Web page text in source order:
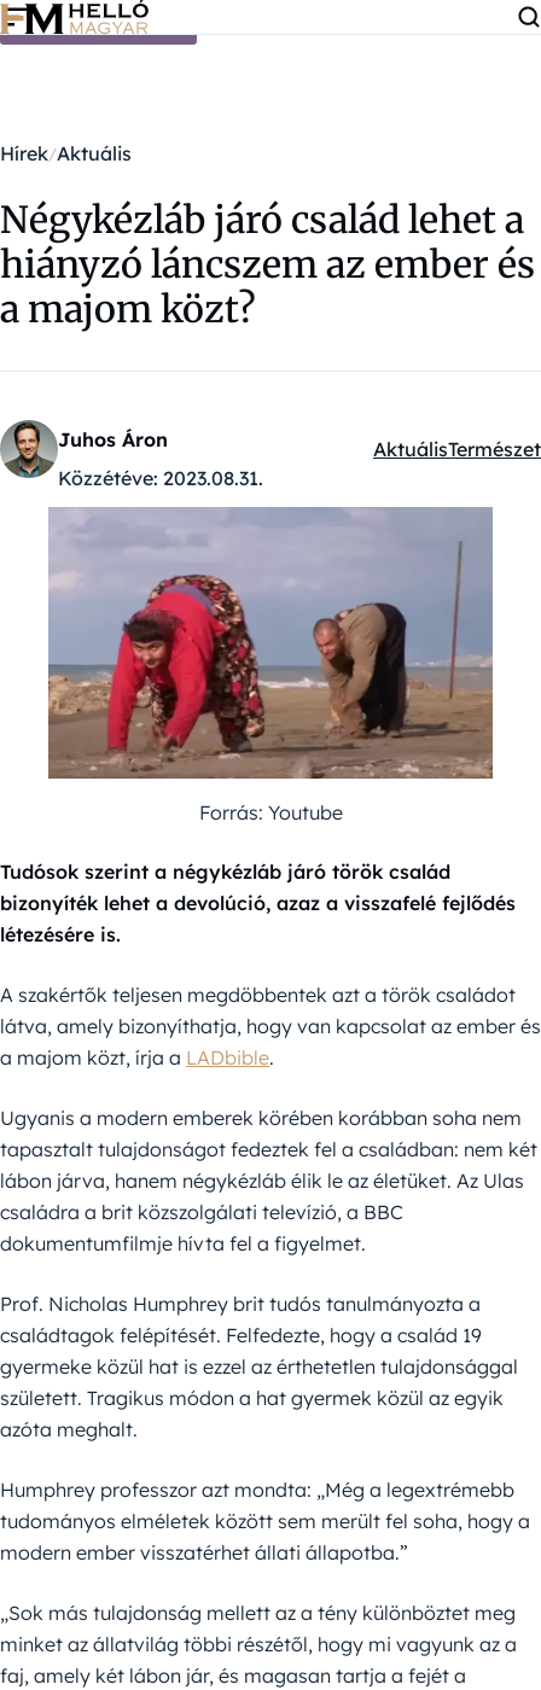
Ugrás a tartalomra
Hírek Aktuális
Négykézláb járó család lehet a
hiányzó láncszem az ember és
a majom közt?
Juhos Áron
Közzétéve: 2023.08.31.
Kategóriák:
AktuálisTermészet
Forrás: Youtube
Tudósok szerint a négykézláb járó török család
bizonyíték lehet a devolúció, azaz a visszafelé fejlődés
létezésére is.
A szakértők teljesen megdöbbentek azt a török családot
látva, amely bizonyíthatja, hogy van kapcsolat az ember és
a majom közt, írja a LADbible.
Ugyanis a modern emberek körében korábban soha nem
tapasztalt tulajdonságot fedeztek fel a családban: nem két
lábon járva, hanem négykézláb élik le az életüket. Az Ulas
családra a brit közszolgálati televízió, a BBC
dokumentumfilmje hívta fel a figyelmet.
Prof. Nicholas Humphrey brit tudós tanulmányozta a
családtagok felépítését. Felfedezte, hogy a család 19
gyermeke közül hat is ezzel az érthetetlen tulajdonsággal
született. Tragikus módon a hat gyermek közül az egyik
azóta meghalt.
Humphrey professzor azt mondta: „Még a legextrémebb
tudományos elméletek között sem merült fel soha, hogy a
modern ember visszatérhet állati állapotba.”
„Sok más tulajdonság mellett az a tény különböztet meg
minket az állatvilág többi részétől, hogy mi vagyunk az a
faj, amely két lábon jár, és magasan tartja a fejét a